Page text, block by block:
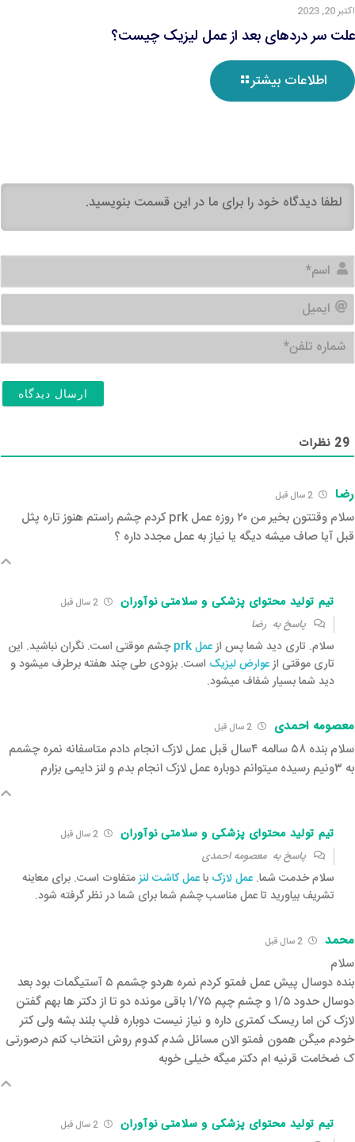
اکتبر 20, 2023
علت سر دردهای بعد از عمل لیزیک چیست؟
اطلاعات بیشتر
اسم*
ایمیل
29 نظرات
رضا 2 سال قبل‌
سلام وقتتون بخیر من ۲۰ روزه عمل prk کردم چشم راستم هنوز تاره پثل
قبل آیا صاف میشه دیگه یا نیاز به عمل مجدد داره ؟
تیم تولید محتوای پزشکی و سلامتی نوآوران
پاسخ به رضا
سلام. تاری دید شما پس ازعمل prk
چشم موقتی است. نگران نباشید. این
تاری موقتی ازعوارض لیزیک است. بزودی طی چند هفته برطرف میشود و
دید شما بسیار شفاف میشود.
معصومه احمدی 2 سال قبل‌
سلام بنده ۵۸ سالمه ۴سال قبل عمل لازک انجام دادم متاسفانه نمره چشمم
به ۳ونیم رسیده میتوانم دوباره عمل لازک انجام بدم و لنز دایمی بزارم
تیم تولید محتوای پزشکی و سلامتی نوآوران
پاسخ بهمعصومه احمدی
سلام خدمت شما. عمل لازک باعمل کاشت لنزمتفاوت است. برای معاینه
تشریف بیاورید تا عمل مناسب چشم شما برای شما در نظر گرفته شود.
محمد
سلام
بنده دوسال پیش عمل فمتو کردم نمره هردو چشمم ۵ آستیگمات بود بعد
دوسال حدود ۱/۵ و چشم چپم ۱/۷۵ باقی مونده دو تا از دکتر ها بهم گفتن
لازک کن اما ریسک کمتری داره و نیاز نیست دوباره فلپ بلند بشه ولی کتر
خودم میگن همون فمتو الان مسائل شدم کدوم روش انتخاب کنم درصورتی
ک ضخامت قرنیه ام دکتر میگه خیلی خوبه
تیم تولید محتوای پزشکی و سلامتی نوآوران